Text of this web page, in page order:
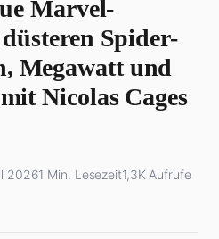
Marvel-
Spider-
Megawatt und
Nicolas Cages
20261 Min. Lesezeit1,3K Aufrufe